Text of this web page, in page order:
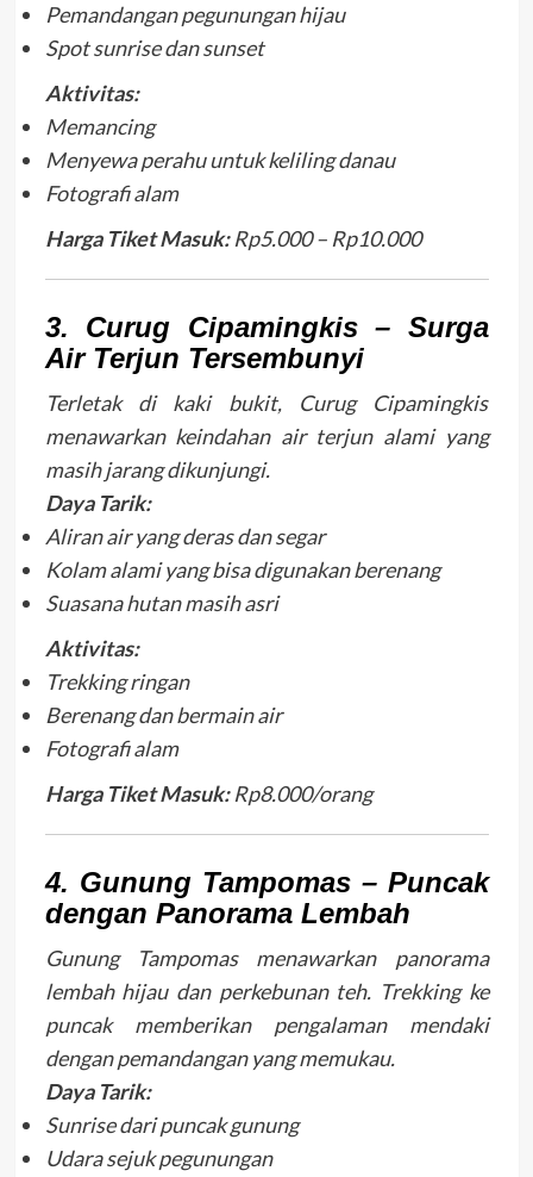
Pemandangan pegunungan hijau
Spot sunrise dan sunset
Aktivitas:
Memancing
Menyewa perahu untuk keliling danau
Fotografi alam
Harga Tiket Masuk:Rp5.000 – Rp10.000
3. Curug Cipamingkis – Surga
Air Terjun Tersembunyi
Terletak di kaki bukit, Curug Cipamingkis
menawarkan keindahan air terjun alami yang
masih jarang dikunjungi.
Daya Tarik:
Aliran air yang deras dan segar
Kolam alami yang bisa digunakan berenang
Suasana hutan masih asri
Aktivitas:
Trekking ringan
Berenang dan bermain air
Fotografi alam
Harga Tiket Masuk:Rp8.000/orang
4. Gunung Tampomas – Puncak
dengan Panorama Lembah
Gunung Tampomas menawarkan panorama
lembah hijau dan perkebunan teh. Trekking ke
puncak memberikan pengalaman mendaki
dengan pemandangan yang memukau.
Daya Tarik:
Sunrise dari puncak gunung
Udara sejuk pegunungan